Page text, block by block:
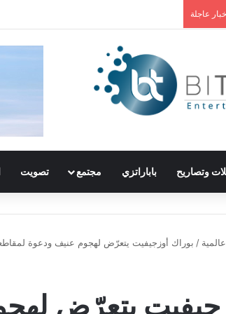
عاجلة
وتصاريح باباراتزي مجتمع تصويت
/ بوراك أوزجيفيت يتعرّض لهجوم عنيف ودعوة
يتعرّض